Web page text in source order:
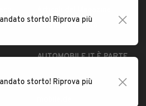
Valutazione auto
AUTOMOBILE.IT È PARTE
subito.it
storto! Riprova più
storto! Riprova più